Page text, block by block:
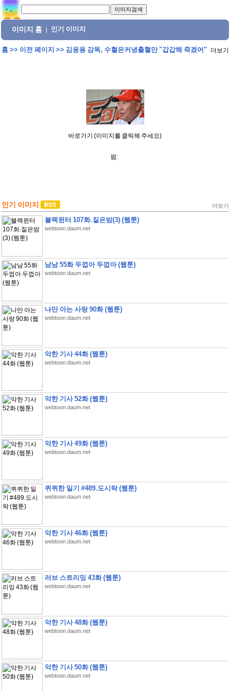
이미지 홈 인기 이미지
홈>> 이전 페이지 >> 김응용 감독, 수혈은커녕출혈만 "갑갑해 죽겠어" 더보기
바로가기 (이미지를 클릭해 주세요)
펌:
인기 이미지 더보기
블랙윈터 107화.짙은밤(3) (웹툰)
webtoon.daum.net
남남 55화 두껍아 두껍아 (웹툰)
webtoon.daum.net
나만 아는 사랑 90화 (웹툰)
webtoon.daum.net
악한 기사 44화 (웹툰)
webtoon.daum.net
악한 기사 52화 (웹툰)
webtoon.daum.net
악한 기사 49화 (웹툰)
webtoon.daum.net
퀴퀴한 일기 #489.도시락 (웹툰)
webtoon.daum.net
악한 기사 46화 (웹툰)
webtoon.daum.net
러브 스트리밍 43화 (웹툰)
webtoon.daum.net
악한 기사 48화 (웹툰)
webtoon.daum.net
악한 기사 50화 (웹툰)
webtoon.daum.net